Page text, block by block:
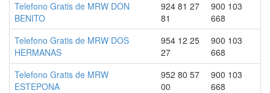
Telefono Gratis de MRW DON
BENITO
924 81 27
81
900 103
668
Telefono Gratis de MRW DOS
HERMANAS
954 12 25
27
900 103
668
Telefono Gratis de MRW
ESTEPONA
952 80 57
00
900 103
668